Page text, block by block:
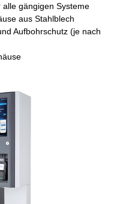
gängigen Systeme
aus Stahlblech
Aufbohrschutz (je nach